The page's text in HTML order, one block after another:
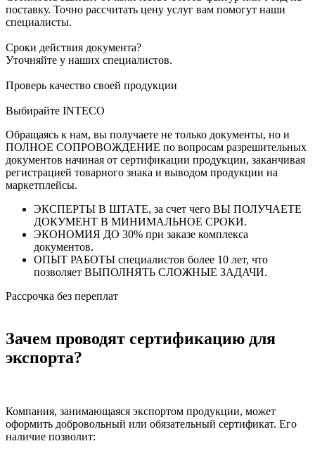
поставку. Точно рассчитать цену услуг вам помогут наши
специалисты.
Сроки действия документа?
Уточняйте у наших специалистов.
Проверь качество своей продукции
Выбирайте INTECO
Обращаясь к нам, вы получаете не только документы, но и
ПОЛНОЕ СОПРОВОЖДЕНИЕ по вопросам разрешительных
документов начиная от сертификации продукции, заканчивая
регистрацией товарного знака и выводом продукции на
маркетплейсы.
ЭКСПЕРТЫ В ШТАТЕ, за счет чего ВЫ ПОЛУЧАЕТЕ
ДОКУМЕНТ В МИНИМАЛЬНОЕ СРОКИ.
ЭКОНОМИЯ ДО 30% при заказе комплекса
документов.
ОПЫТ РАБОТЫ специалистов более 10 лет, что
позволяет ВЫПОЛНЯТЬ СЛОЖНЫЕ ЗАДАЧИ.
Рассрочка без переплат
Зачем проводят сертификацию для
экспорта?
Компания, занимающаяся экспортом продукции, может
оформить добровольный или обязательный сертификат. Его
наличие позволит: